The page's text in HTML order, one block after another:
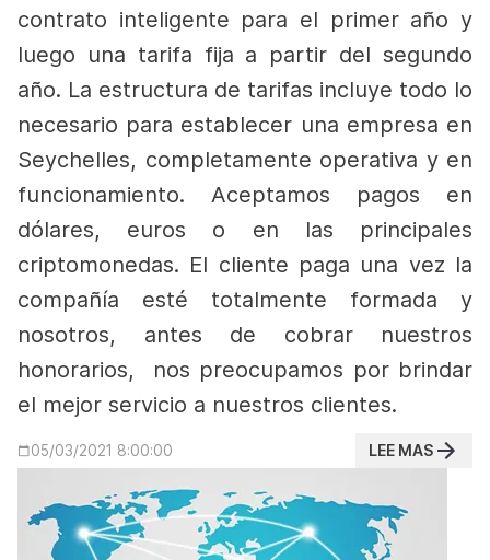
contrato inteligente para el primer año y
luego una tarifa fija a partir del segundo
año. La estructura de tarifas incluye todo lo
necesario para establecer una empresa en
Seychelles, completamente operativa y en
funcionamiento. Aceptamos pagos en
dólares, euros o en las principales
criptomonedas. El cliente paga una vez la
compañía esté totalmente formada y
nosotros, antes de cobrar nuestros
honorarios, nos preocupamos por brindar
el mejor servicio a nuestros clientes.
05/03/2021 8:00:00 LEE MAS